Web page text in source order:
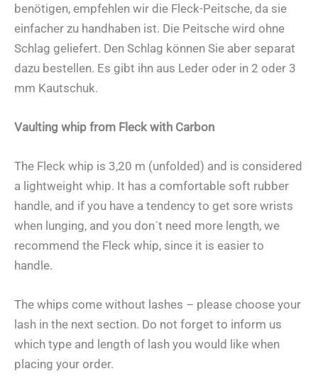
benötigen, empfehlen wir die Fleck-Peitsche, da sie
einfacher zu handhaben ist. Die Peitsche wird ohne
Schlag geliefert. Den Schlag können Sie aber separat
dazu bestellen. Es gibt ihn aus Leder oder in 2 oder 3
mm Kautschuk.
Vaulting whip from Fleck with Carbon
The Fleck whip is 3,20 m (unfolded) and is considered
a lightweight whip. It has a comfortable soft rubber
handle, and if you have a tendency to get sore wrists
when lunging, and you don´t need more length, we
recommend the Fleck whip, since it is easier to
handle.
The whips come without lashes – please choose your
lash in the next section. Do not forget to inform us
which type and length of lash you would like when
placing your order.